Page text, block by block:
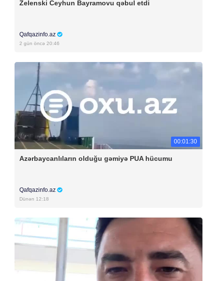
Zelenski Ceyhun Bayramovu qəbul etdi
Qafqazinfo.az
2 gün öncə 20:46
00:01:30
Azərbaycanlıların olduğu gəmiyə PUA hücumu
Qafqazinfo.az
Dünən 12:18